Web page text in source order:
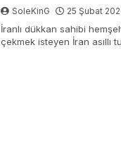
SoleKinG 25 Şubat
İranlı dükkan sahibi
çekmek isteyen İran asıllı